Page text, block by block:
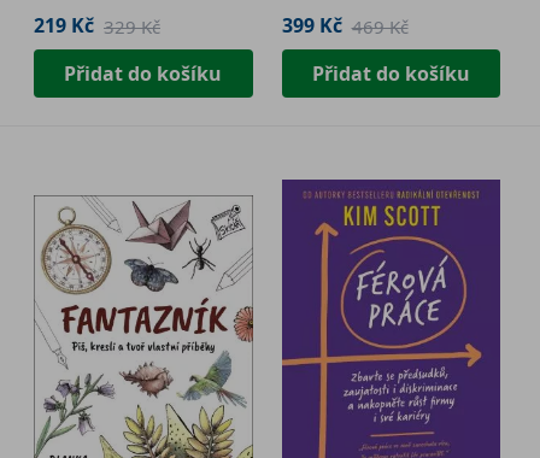
219 Kč 329 Kč
Přidat do košíku
399 Kč 469 Kč
Přidat do košíku